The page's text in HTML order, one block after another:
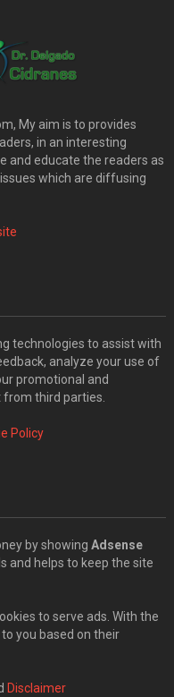
My aim is to provides
in an interesting
and educate the readers as
which are diffusing
technologies to assist with
analyze your use of
promotional and
third parties.
Policy
by showing Adsense
and helps to keep the site
to serve ads. With the
you based on their
Disclaimer